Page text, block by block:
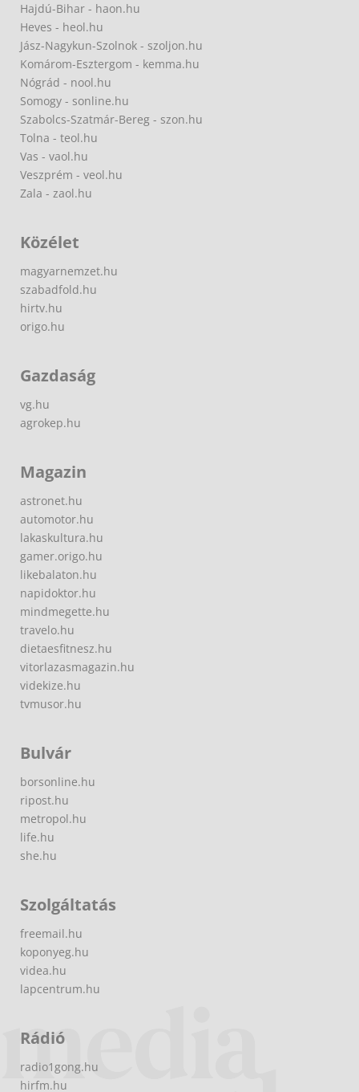
Hajdú-Bihar - haon.hu
Heves - heol.hu
Jász-Nagykun-Szolnok - szoljon.hu
Komárom-Esztergom - kemma.hu
Nógrád - nool.hu
Somogy - sonline.hu
Szabolcs-Szatmár-Bereg - szon.hu
Tolna - teol.hu
Vas - vaol.hu
Veszprém - veol.hu
Zala - zaol.hu
Közélet
magyarnemzet.hu
szabadfold.hu
hirtv.hu
origo.hu
Gazdaság
vg.hu
agrokep.hu
Magazin
astronet.hu
automotor.hu
lakaskultura.hu
gamer.origo.hu
likebalaton.hu
napidoktor.hu
mindmegette.hu
travelo.hu
dietaesfitnesz.hu
vitorlazasmagazin.hu
videkize.hu
tvmusor.hu
Bulvár
borsonline.hu
ripost.hu
metropol.hu
life.hu
she.hu
Szolgáltatás
freemail.hu
koponyeg.hu
videa.hu
lapcentrum.hu
Rádió
radio1gong.hu
hirfm.hu